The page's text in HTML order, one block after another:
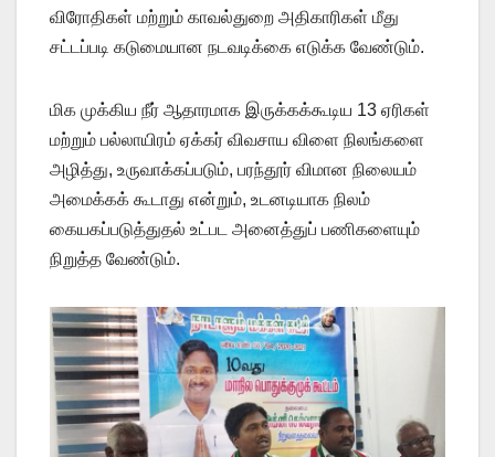
விரோதிகள் மற்றும் காவல்துறை அதிகாரிகள் மீது
சட்டப்படி கடுமையான நடவடிக்கை எடுக்க வேண்டும்.
மிக முக்கிய நீர் ஆதாரமாக இருக்கக்கூடிய 13 ஏரிகள்
மற்றும் பல்லாயிரம் ஏக்கர் விவசாய விளை நிலங்களை
அழித்து, உருவாக்கப்படும், பரந்தூர் விமான நிலையம்
அமைக்கக் கூடாது என்றும், உடனடியாக நிலம்
கையகப்படுத்துதல் உட்பட அனைத்துப் பணிகளையும்
நிறுத்த வேண்டும்.